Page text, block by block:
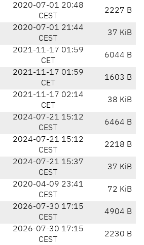
2020-07-01 20:48
CEST
2227 B
2020-07-01 21:44
CEST
37 KiB
2021-11-17 01:59
CET
6044 B
2021-11-17 01:59
CET
1603 B
2021-11-17 02:14
CET
38 KiB
2024-07-21 15:12
CEST
6464 B
2024-07-21 15:12
CEST
2218 B
2024-07-21 15:37
CEST
37 KiB
2020-04-09 23:41
CEST
72 KiB
2026-07-30 17:15
CEST
4904 B
2026-07-30 17:15
CEST
2230 B